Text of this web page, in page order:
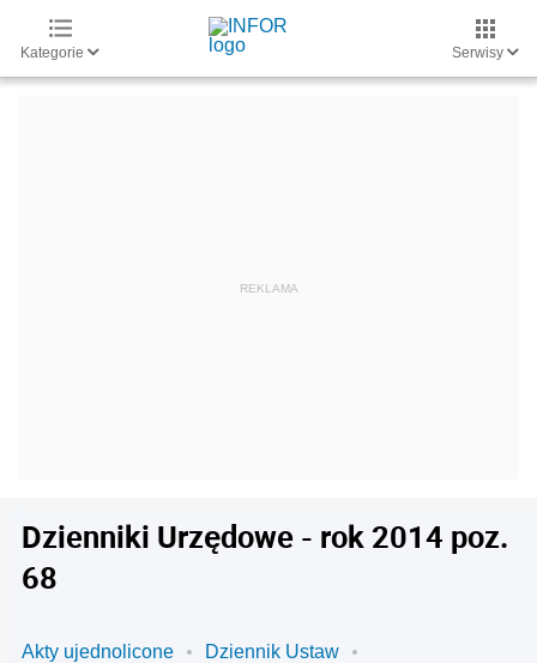
Kategorie Serwisy
Dzienniki Urzędowe - rok 2014 poz.
68
Akty ujednolicone
Dziennik Ustaw